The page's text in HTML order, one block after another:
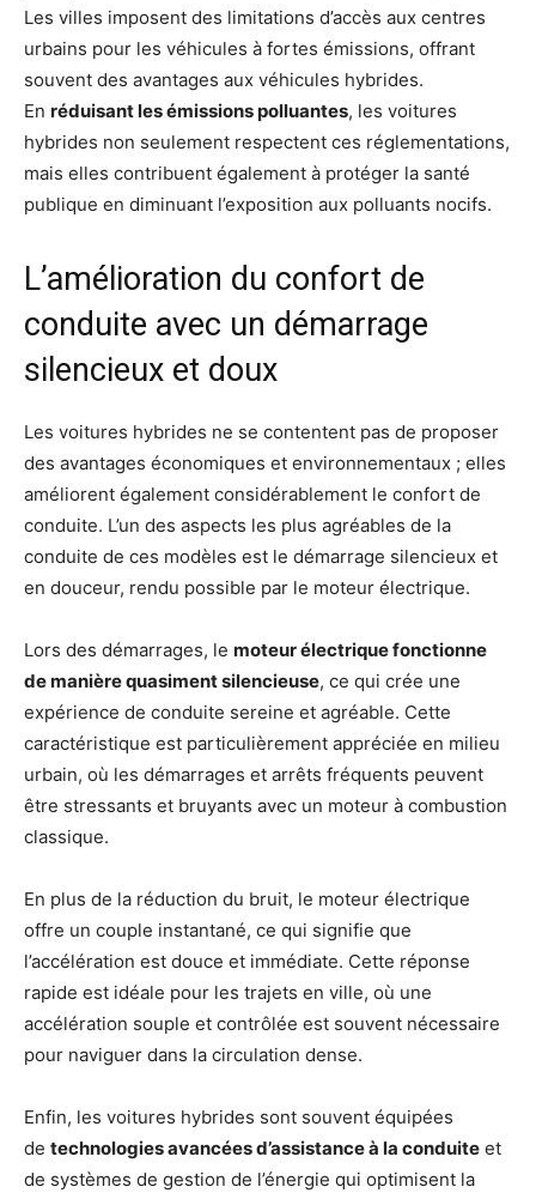
Les villes imposent des limitations d’accès aux centres
urbains pour les véhicules à fortes émissions, offrant
souvent des avantages aux véhicules hybrides.
En réduisant les émissions polluantes, les voitures
hybrides non seulement respectent ces réglementations,
mais elles contribuent également à protéger la santé
publique en diminuant l’exposition aux polluants nocifs.
L’amélioration du confort de
conduite avec un démarrage
silencieux et doux
Les voitures hybrides ne se contentent pas de proposer
des avantages économiques et environnementaux ; elles
améliorent également considérablement le confort de
conduite. L’un des aspects les plus agréables de la
conduite de ces modèles est le démarrage silencieux et
en douceur, rendu possible par le moteur électrique.
Lors des démarrages, le moteur électrique fonctionne
de manière quasiment silencieuse, ce qui crée une
expérience de conduite sereine et agréable. Cette
caractéristique est particulièrement appréciée en milieu
urbain, où les démarrages et arrêts fréquents peuvent
être stressants et bruyants avec un moteur à combustion
classique.
En plus de la réduction du bruit, le moteur électrique
offre un couple instantané, ce qui signifie que
l’accélération est douce et immédiate. Cette réponse
rapide est idéale pour les trajets en ville, où une
accélération souple et contrôlée est souvent nécessaire
pour naviguer dans la circulation dense.
Enfin, les voitures hybrides sont souvent équipées
de technologies avancées d’assistance à la conduite et
de systèmes de gestion de l’énergie qui optimisent la